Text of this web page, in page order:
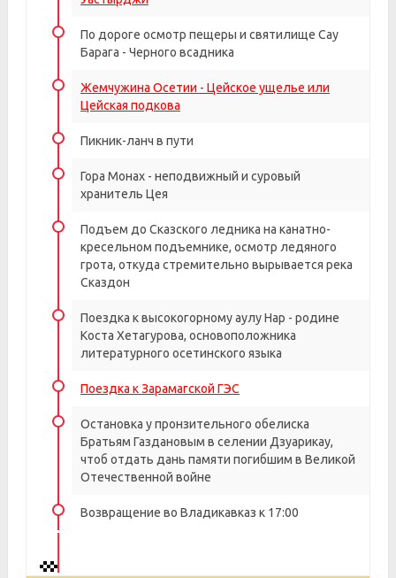
По дороге осмотр пещеры и святилище Сау
Барага - Черного всадника
Жемчужина Осетии - Цейское ущелье или
Цейская подкова
Пикник-ланч в пути
Гора Монах - неподвижный и суровый
хранитель Цея
Подъем до Сказского ледника на канатно-
кресельном подъемнике, осмотр ледяного
грота, откуда стремительно вырывается река
Сказдон
Поездка к высокогорному аулу Нар - родине
Коста Хетагурова, основоположника
литературного осетинского языка
Поездка к Зарамагской ГЭС
Остановка у пронзительного обелиска
Братьям Газдановым в селении Дзуарикау,
чтоб отдать дань памяти погибшим в Великой
Отечественной войне
Возвращение во Владикавказ к 17:00